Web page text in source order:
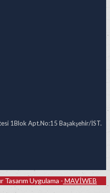
1Blok Apt.No:15 Başakşehir/İST.
Tasarım Uygulama - MAVİWEB